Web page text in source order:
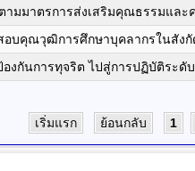
ามมาตรการส่งเสริมคุณธรรมแล
บคุณวุฒิการศึกษาบุคลากรในสัง
งกันการทุจริต ไปสู่การปฏิบัติระ
เริ่มแรก ย้อนกลับ 1